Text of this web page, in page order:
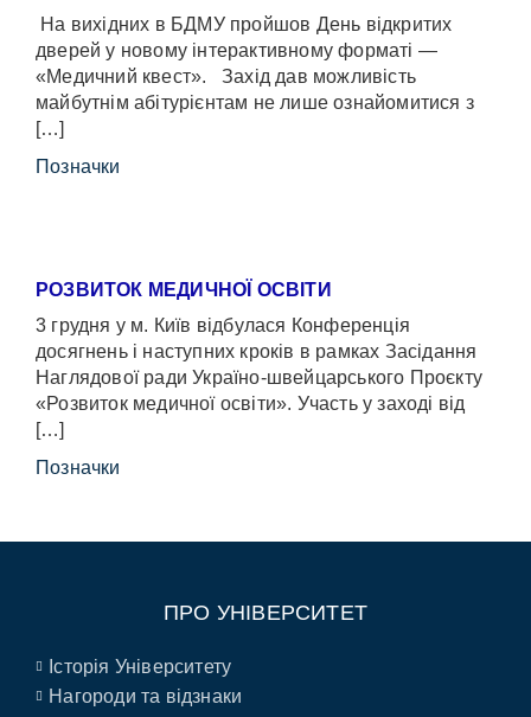
На вихідних в БДМУ пройшов День відкритих
дверей у новому інтерактивному форматі —
«Медичний квест». Захід дав можливість
майбутнім абітурієнтам не лише ознайомитися з
[…]
Позначки
РОЗВИТОК МЕДИЧНОЇ ОСВІТИ
3 грудня у м. Київ відбулася Конференція
досягнень і наступних кроків в рамках Засідання
Наглядової ради Україно-швейцарського Проєкту
«Розвиток медичної освіти». Участь у заході від
[…]
Позначки
ПРО УНІВЕРСИТЕТ
Історія Університету
Нагороди та відзнаки